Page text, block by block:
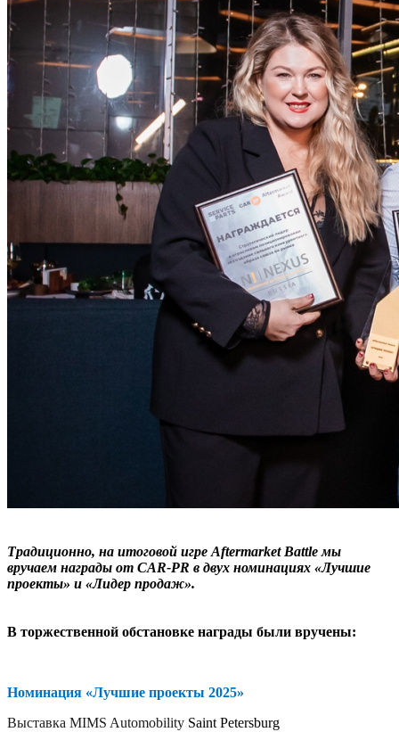
Традиционно, на итоговой игре Aftermarket Battle мы
вручаем награды от CAR-PR в двух номинациях «Лучшие
проекты» и «Лидер продаж».
В торжественной обстановке награды были вручены:
Номинация «Лучшие проекты 2025»
Выставка MIMS Automobility Saint Petersburg